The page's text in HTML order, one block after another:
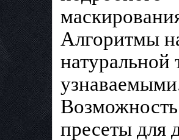
Алгоритмы
пресеты для